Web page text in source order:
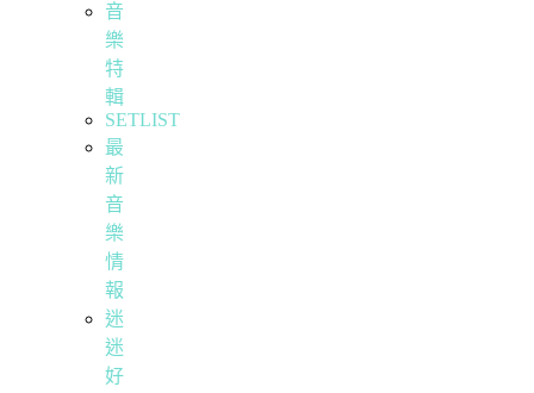
音
樂
特
輯
SETLIST
最
新
音
樂
情
報
迷
迷
好